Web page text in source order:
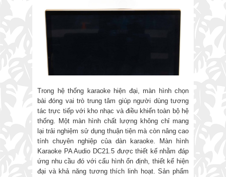
Trong hệ thống karaoke hiện đại, màn hình chọn
bài đóng vai trò trung tâm giúp người dùng tương
tác trực tiếp với kho nhạc và điều khiển toàn bộ hệ
thống. Một màn hình chất lượng không chỉ mang
lại trải nghiệm sử dụng thuận tiện mà còn nâng cao
tính chuyên nghiệp của dàn karaoke. Màn hình
Karaoke PA Audio DC21.5 được thiết kế nhằm đáp
ứng nhu cầu đó với cấu hình ổn định, thiết kế hiện
đại và khả năng tương thích linh hoạt. Sản phẩm